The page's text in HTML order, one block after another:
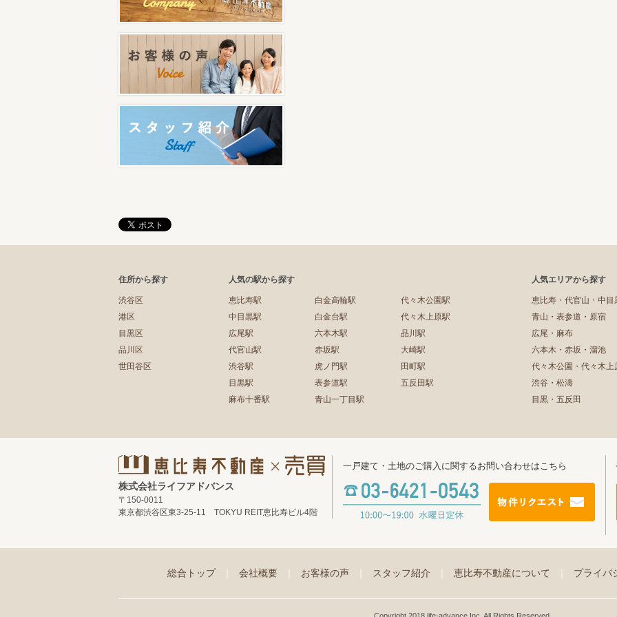
住所から探す
渋谷区
港区
目黒区
品川区
世田谷区
人気の駅から探す
恵比寿駅
中目黒駅
広尾駅
代官山駅
渋谷駅
目黒駅
麻布十番駅
白金高輪駅
白金台駅
六本木駅
赤坂駅
虎ノ門駅
表参道駅
青山一丁目駅
代々木公園駅
代々木上原駅
品川駅
大崎駅
田町駅
五反田駅
人気エリアから探す
恵比寿・代官山・中目
青山・表参道・原宿
広尾・麻布
六本木・赤坂・溜池
代々木公園・代々木上
渋谷・松濤
目黒・五反田
株式会社ライフアドバンス
〒150-0011
東京都渋谷区東3-25-11 TOKYU REIT恵比寿ビル4階
一戸建て・土地のご購入に関するお問い合わせはこちら
総合トップ 会社概要 お客様の声 スタッフ紹介 恵比寿不動産について プライバ